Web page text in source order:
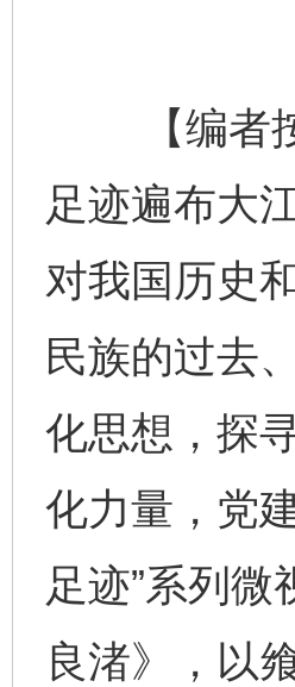
【编者按
足迹遍布大
对我国历史
民族的过去
化思想，探
化力量，党
足迹”系列
良渚》，以